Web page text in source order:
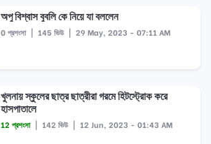
অপু বিশ্বাস বুবলি কে নিয়ে যা বললেন
0 প্রশংসা | 145 ভিউ | 29 May, 2023 - 07:11 AM
খুলনায় স্কুলের ছাত্র ছাত্রীরা গরমে হিটস্ট্রোক করে
হাসপাতালে
12 প্রশংসা | 142 ভিউ | 12 Jun, 2023 - 01:43 AM